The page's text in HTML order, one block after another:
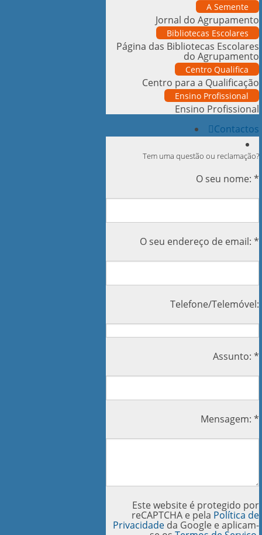
A Semente
Jornal do Agrupamento
Bibliotecas Escolares
Página das Bibliotecas Escolares
do Agrupamento
Centro Qualifica
Centro para a Qualificação
Ensino Profissional
Ensino Profissional
Contactos
Tem uma questão ou reclamação?
O seu nome: *
O seu endereço de email: *
Telefone/Telemóvel:
Assunto: *
Mensagem: *
Este website é protegido por
reCAPTCHA e pela Política de
Privacidade da Google e aplicam-